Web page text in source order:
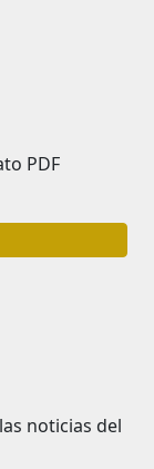
PDF
noticias del